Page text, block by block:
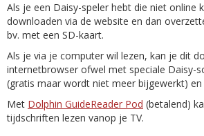
Als je een Daisy-speler hebt die niet online
downloaden via de website en dan
bv. met een SD-kaart.
Als je via je computer wil lezen, kan je dit
internetbrowser ofwel met speciale Daisy-
(gratis maar wordt niet meer bijgewerkt) en
Met Dolphin GuideReader Pod (betalend)
tijdschriften lezen vanop je TV.